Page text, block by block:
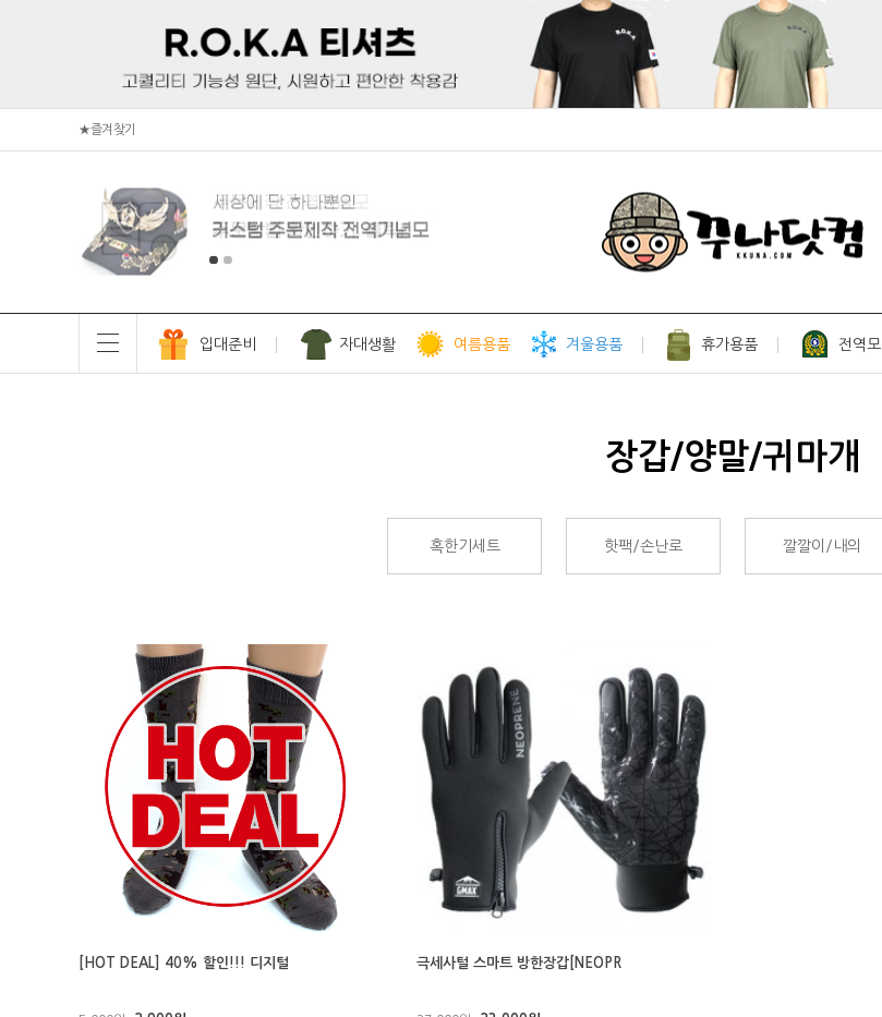
★즐겨찾기
입대준비 자대생활 여름용품 겨울용품 휴가용품 전역모
장갑/양말/귀마개
혹한기세트 핫팩/손난로 깔깔이/내의
[HOT DEAL] 40% 할인!!! 디지털 극세사털 스마트 방한장갑[NEOPR